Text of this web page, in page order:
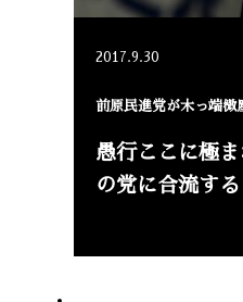
2017.9.30
前原民進党が木っ端微
愚行ここに極
の党に合流する